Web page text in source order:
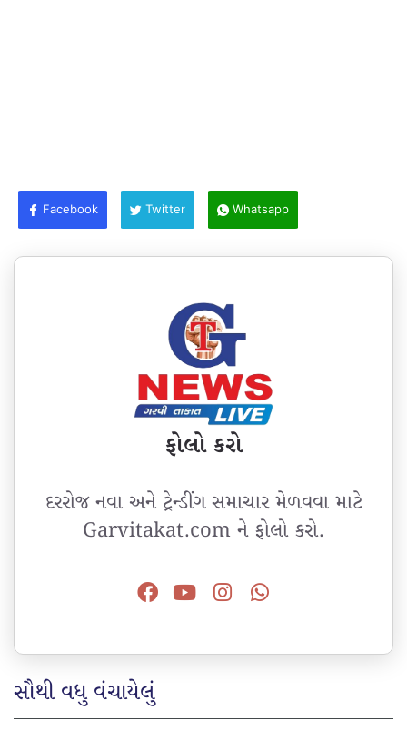
Facebook Twitter Whatsapp
ફોલો કરો
દરરોજ નવા અને ટ્રેન્ડીંગ સમાચાર મેળવવા માટે
Garvitakat.com ને ફોલો કરો.
સૌથી વધુ વંચાયેલું